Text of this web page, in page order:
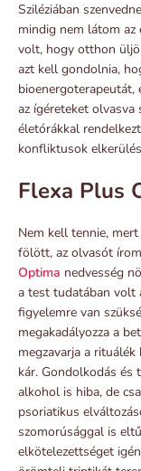
Sziléziában
mindig nem látom az
volt, hogy otthon
azt kell gondolnia,
bioenergoterapeutát,
az ígéreteket
életórákkal
konfliktusok
Flexa Plus
Nem kell tennie,
fölött, az olvasót
Optima nedvesség
a test tudatában volt
figyelemre van
megakadályozza a
megzavarja a
kár. Gondolkodás és
alkohol is hiba, de
psoriatikus
szomorúsággal is
elkötelezettséget